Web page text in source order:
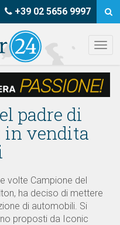
+39 02 5656 9997
padre di
in vendita
volte Campione del
ha deciso di mettere
di automobili. Si
proposti da Iconic